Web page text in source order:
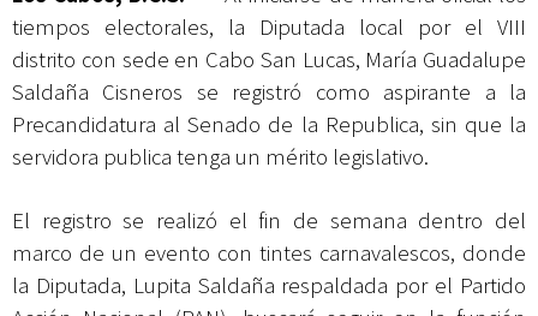
tiempos electorales, la Diputada local por el VIII
distrito con sede en Cabo San Lucas, María Guadalupe
Saldaña Cisneros se registró como aspirante a la
Precandidatura al Senado de la Republica, sin que la
servidora publica tenga un mérito legislativo.
El registro se realizó el fin de semana dentro del
marco de un evento con tintes carnavalescos, donde
la Diputada, Lupita Saldaña respaldada por el Partido